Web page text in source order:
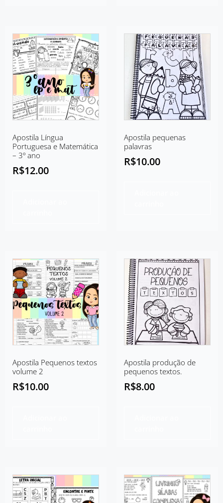
Apostila Língua
Portuguesa e Matemática
– 3º ano
R$12.00
Apostila pequenas
palavras
R$10.00
Apostila Pequenos textos
volume 2
R$10.00
Apostila produção de
pequenos textos.
R$8.00